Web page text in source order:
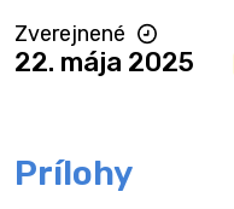
Zverejnené
22. mája 2025
Prílohy